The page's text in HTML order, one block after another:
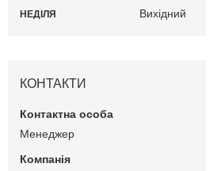
НЕДІЛЯ Вихідний
КОНТАКТИ
Менеджер